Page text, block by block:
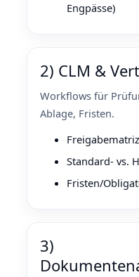
Engpässe)
2) CLM &
Workflows für
Ablage, Fristen.
Standard‑ vs.
Fristen/
3)